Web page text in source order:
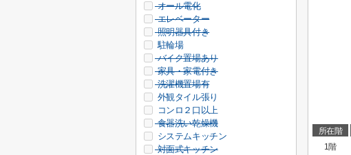
所在階
1階
オール電化
エレベーター
照明器具付き
駐輪場
バイク置場あり
家具・家電付き
洗濯機置場有
外観タイル張り
コンロ２口以上
食器洗い乾燥機
システムキッチン
対面式キッチン